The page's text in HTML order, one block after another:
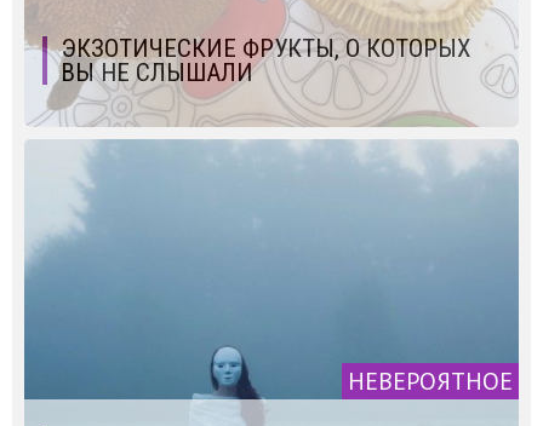
ЭКЗОТИЧЕСКИЕ ФРУКТЫ, О КОТОРЫХ
ВЫ НЕ СЛЫШАЛИ
НЕВЕРОЯТНОЕ